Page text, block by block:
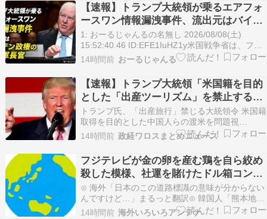
【速報】トランプ大統領が乗るエアフォ
ースワン情報漏洩事件、流出元はバイデ
ン政権の空軍長官と判明「アクセス権を
取り消す」
1: おーるじゃんるの名無し 2026/08/08(土)
15:52:40.46 ID:EFE1IuHZ1y米国戦争省は、フラ
ンク・ケンドール元空軍長官がエアフォースワン
の性能に関する情報を無断で漏洩したとして、機
密情報へのアクセス資格を取り消した。国防総省
のショーン・パーネル報…
14時間前 おーるじゃんる
【速報】トランプ大統領「米国籍を目的
とした「出産ツーリズム」を禁止する！
中国人が子供の国籍目的に出産しに来る
のはおかしい！」ｗｗｗｗｗｗｗｗｗｗ
ｗｗｗ
トランプ氏、「出産旅行」禁じる大統領令 米国籍
取得を目的とした中国人らの渡米を問題視
https://t.co/sf4wslgXLgトランプ氏は米国で生まれ
た子供に自動的に国籍を付与する出生地主義制度
を制限する二つの大統領令に署名。制度の適用範
囲を狭め、米国籍取得を目的とした「出…
14時間前 政経ワロスまとめニュース
フジテレビが金の卵を産む鶏を自ら絞め
殺した模様、社運を賭けたドル箱コンテ
ンツが御蔵入りになってしまい……
⊙ 海外「日本のこの道路標識の意味が分からない
んですけど…」まるっと翻訳⊙ 韓国人「熊本地震
で見る日本の土木技術の完全勝利をご覧くださ
14時間前 海外いろいろアンテナ